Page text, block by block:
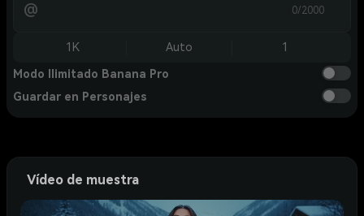
@ 0/2000
1K Auto 1
Modo Ilimitado Banana Pro
Guardar en Personajes
Vídeo de muestra